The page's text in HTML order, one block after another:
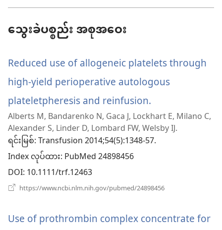
တယ်)
သွေးခဲပစ္စည်း အစုအဝေး
Reduced use of allogeneic platelets through
high-yield perioperative autologous
plateletpheresis and reinfusion.
အသစ်
ဖွ
ပါ
တယ်)
Alberts M, Bandarenko N, Gaca J, Lockhart E, Milano C,
Alexander S, Linder D, Lombard FW, Welsby IJ.
ရင်းမြစ်‎: Transfusion 2014;54(5):1348-57.
Index လုပ်ထား‎: PubMed 24898456
DOI‎: 10.1111/trf.12463
https://www.ncbi.nlm.nih.gov/pubmed/24898456
နေ
Use of prothrombin complex concentrate for